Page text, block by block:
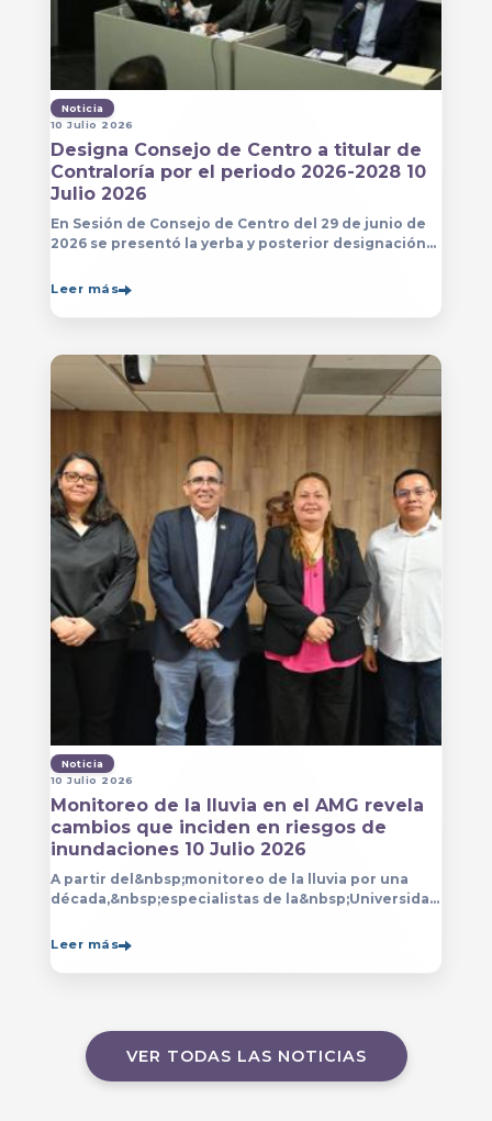
Noticia
10 Julio 2026
Designa Consejo de Centro a titular de
Contraloría por el periodo 2026-2028 10
Julio 2026
En Sesión de Consejo de Centro del 29 de junio de
2026 se presentó la yerba y posterior designación
del Centro Universitario de Arte, Arquitectura
Leer más
Noticia
10 Julio 2026
Monitoreo de la lluvia en el AMG revela
cambios que inciden en riesgos de
inundaciones 10 Julio 2026
A partir del&nbsp;monitoreo de la lluvia por una
década,&nbsp;especialistas de la&nbsp;Universidad
Leer más
VER TODAS LAS NOTICIAS